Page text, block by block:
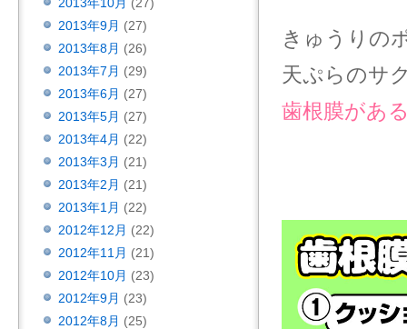
きゅうりの
天ぷらのサ
歯根膜があ
2013年9月 (27)
2013年8月 (26)
2013年7月 (29)
2013年6月 (27)
2013年5月 (27)
2013年4月 (22)
2013年3月 (21)
2013年2月 (21)
2013年1月 (22)
2012年12月 (22)
2012年11月 (21)
2012年10月 (23)
2012年9月 (23)
2012年8月 (25)